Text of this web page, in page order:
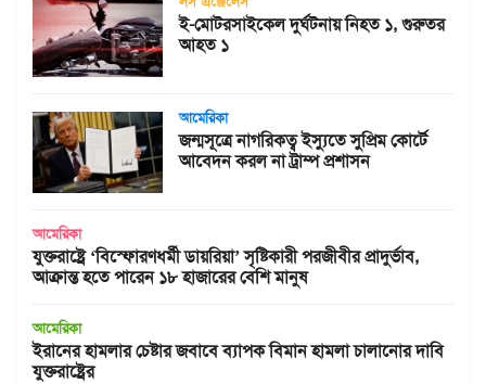
ই-মোটরসাইকেল দুর্ঘটনায় নিহত ১, গুরুতর
আহত ১
আমেরিকা
জন্মসূত্রে নাগরিকত্ব ইস্যুতে সুপ্রিম কোর্টে
আবেদন করল না ট্রাম্প প্রশাসন
আমেরিকা
যুক্তরাষ্ট্রে ‘বিস্ফোরণধর্মী ডায়রিয়া’ সৃষ্টিকারী পরজীবীর প্রাদুর্ভাব,
আক্রান্ত হতে পারেন ১৮ হাজারের বেশি মানুষ
আমেরিকা
ইরানের হামলার চেষ্টার জবাবে ব্যাপক বিমান হামলা চালানোর দাবি
যুক্তরাষ্ট্রের